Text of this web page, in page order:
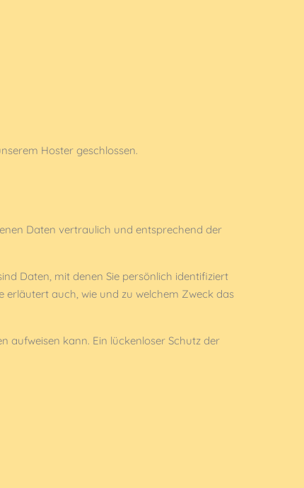
Hoster geschlossen.
Daten vertraulich und entsprechend der
Daten, mit denen Sie persönlich identifiziert
erläutert auch, wie und zu welchem Zweck das
aufweisen kann. Ein lückenloser Schutz der